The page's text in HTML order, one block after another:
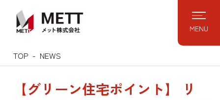
content
MENU
TOP NEWS
【グリーン住宅ポイント】 リ